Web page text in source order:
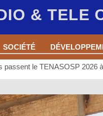
& TELE
SOCIÉTÉ
passent le TENASOSP 2026